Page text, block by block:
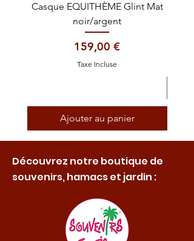
Casque EQUITHÈME Glint Mat
noir/argent
Prix
159,00 €
Taxe Incluse
Ajouter au panier
Découvrez notre boutique de
souvenirs, hamacs et jardin :